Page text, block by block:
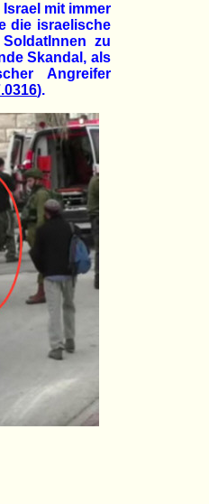
mit immer
die israelische
zu
Skandal, als
Angreifer
).